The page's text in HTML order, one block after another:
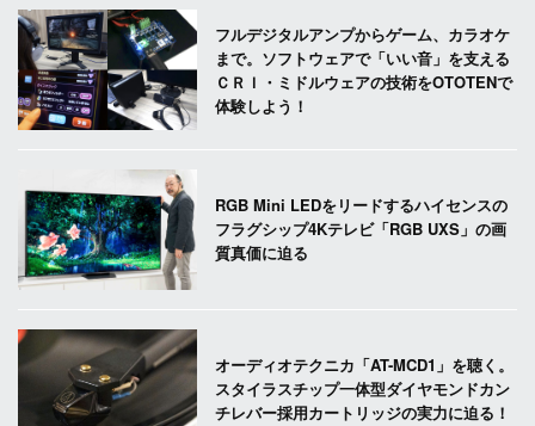
フルデジタルアンプからゲーム、カラオケ
まで。ソフトウェアで「いい音」を支える
ＣＲＩ・ミドルウェアの技術をOTOTENで
体験しよう！
RGB Mini LEDをリードするハイセンスの
フラグシップ4Kテレビ「RGB UXS」の画
質真価に迫る
オーディオテクニカ「AT-MCD1」を聴く。
スタイラスチップ一体型ダイヤモンドカン
チレバー採用カートリッジの実力に迫る！